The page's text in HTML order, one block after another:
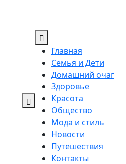
Главная
Семья и Дети
Домашний очаг
Здоровье
Красота
Общество
Мода и стиль
Новости
Путешествия
Контакты